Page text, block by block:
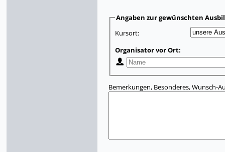
Angaben zur gewünschten
Kursort:
Organisator vor Ort:
Bemerkungen, Besonderes, Wunsch-